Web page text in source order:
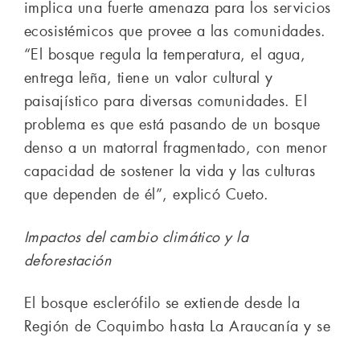
implica una fuerte amenaza para los servicios
ecosistémicos que provee a las comunidades.
“El bosque regula la temperatura, el agua,
entrega leña, tiene un valor cultural y
paisajístico para diversas comunidades. El
problema es que está pasando de un bosque
denso a un matorral fragmentado, con menor
capacidad de sostener la vida y las culturas
que dependen de él”, explicó Cueto.
Impactos del cambio climático y la
deforestación
El bosque esclerófilo se extiende desde la
Región de Coquimbo hasta La Araucanía y se